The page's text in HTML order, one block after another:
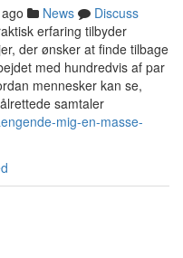
News
Discuss
erfaring tilbyder
der ønsker at finde tilbage
med hundredvis af par
mennesker kan se,
samtaler
mig-en-masse-